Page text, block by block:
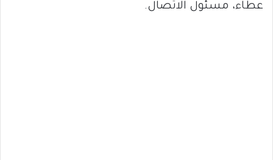
عطاء، مسئول الاتصال.